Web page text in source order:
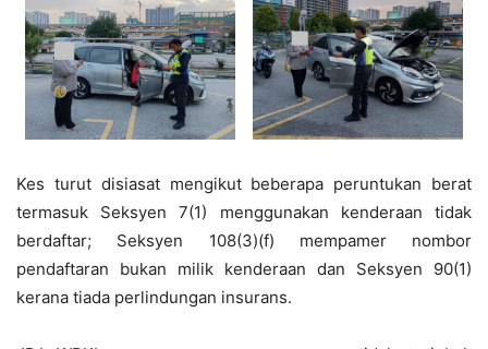
Kes turut disiasat mengikut beberapa peruntukan berat
termasuk Seksyen 7(1) menggunakan kenderaan tidak
berdaftar; Seksyen 108(3)(f) mempamer nombor
pendaftaran bukan milik kenderaan dan Seksyen 90(1)
kerana tiada perlindungan insurans.